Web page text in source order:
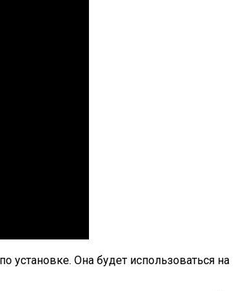
установке. Она будет использоваться